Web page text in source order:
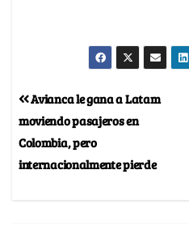
Avianca le gana a Latam
moviendo pasajeros en
Colombia, pero
internacionalmente pierde